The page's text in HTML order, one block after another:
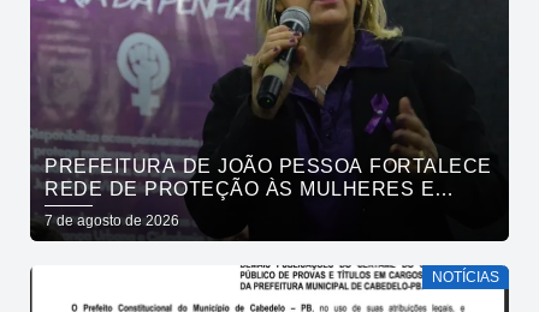
PREFEITURA DE JOÃO PESSOA FORTALECE
REDE DE PROTEÇÃO ÀS MULHERES E
ENTENDE QUE ACOLHER É SALVAR VIDAS
7 de agosto de 2026
NOTÍCIAS